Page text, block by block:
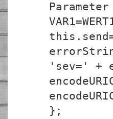
'sev=' +
};